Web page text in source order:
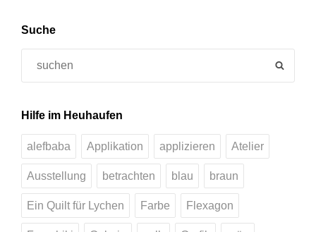
Suche
Hilfe im Heuhaufen
alefbaba Applikation applizieren Atelier
Ausstellung betrachten blau braun
Ein Quilt für Lychen Farbe Flexagon